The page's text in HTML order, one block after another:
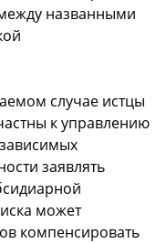
названными
случае истцы
к управлению
заявлять
может
компенсировать